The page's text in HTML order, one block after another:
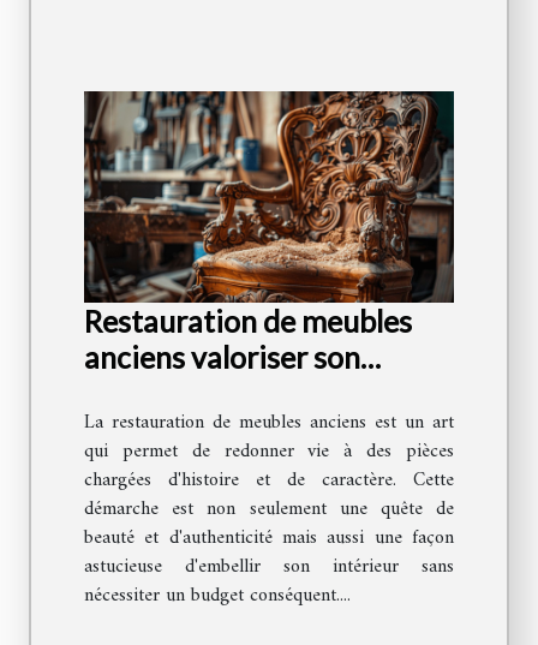
Restauration de meubles
anciens valoriser son
limité
La restauration de meubles anciens est un art
qui permet de redonner vie à des pièces
chargées d'histoire et de caractère. Cette
démarche est non seulement une quête de
beauté et d'authenticité mais aussi une façon
astucieuse d'embellir son intérieur sans
nécessiter un budget conséquent....